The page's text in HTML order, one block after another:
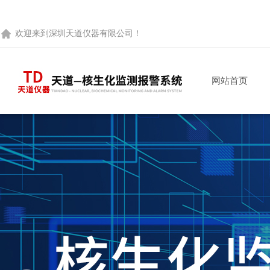
欢迎来到 深圳天道仪器有限公司 ！
网站首页